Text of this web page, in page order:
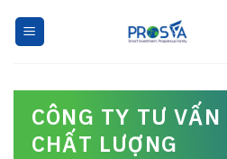
CÔNG TY TƯ
CHẤT LƯỢNG